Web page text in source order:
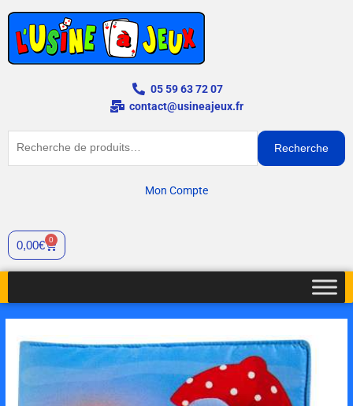
contenu
05 59 63 72 07
contact@usineajeux.fr
Recherche
Mon Compte
0,00€ 0
Panier